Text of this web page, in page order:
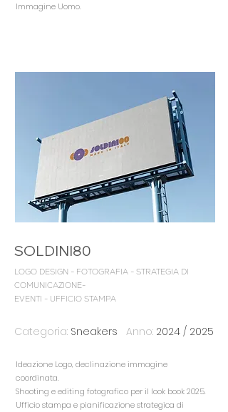
Immagine Uomo.
SOLDINI80
LOGO DESIGN - FOTOGRAFIA - STRATEGIA DI
COMUNICAZIONE-
EVENTI - UFFICIO STAMPA
Categoria: Sneakers Anno: 2024 / 2025
Ideazione Logo, declinazione immagine
coordinata.
Shooting e editing fotografico per il look book 2025.
Ufficio stampa e pianificazione strategica di